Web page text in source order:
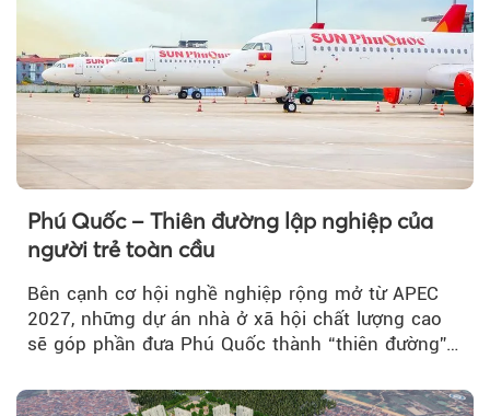
Phú Quốc – Thiên đường lập nghiệp của
người trẻ toàn cầu
Bên cạnh cơ hội nghề nghiệp rộng mở từ APEC
2027, những dự án nhà ở xã hội chất lượng cao
sẽ góp phần đưa Phú Quốc thành “thiên đường”